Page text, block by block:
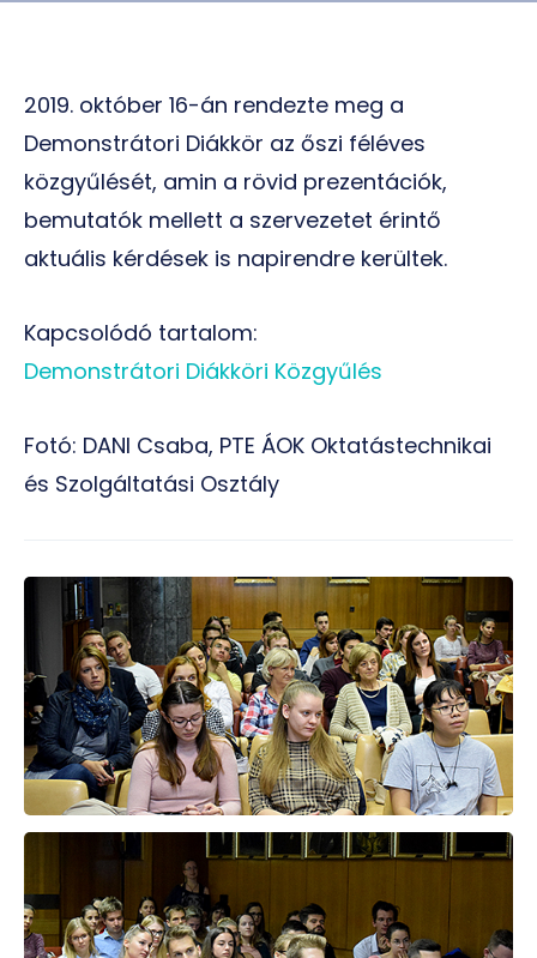
2019. október 16-án rendezte meg a
Demonstrátori Diákkör az őszi féléves
közgyűlését, amin a rövid prezentációk,
bemutatók mellett a szervezetet érintő
aktuális kérdések is napirendre kerültek.
Kapcsolódó tartalom:
Demonstrátori Diákköri Közgyűlés
Fotó: DANI Csaba, PTE ÁOK Oktatástechnikai
és Szolgáltatási Osztály